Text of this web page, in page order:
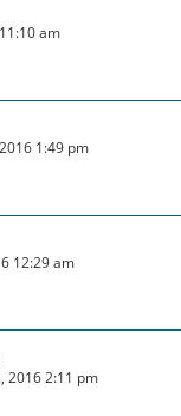
am
1:49 pm
12:29 am
2016 2:11 pm